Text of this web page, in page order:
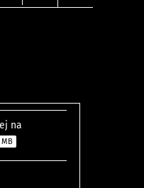
na
MB